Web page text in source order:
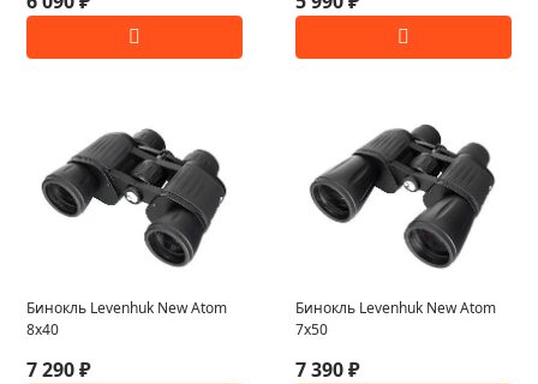
Бинокль Levenhuk New Atom
8x40
7 290 ₽
Бинокль Levenhuk New Atom
7x50
7 390 ₽